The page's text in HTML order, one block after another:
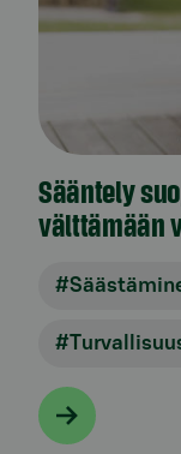
Sääntely
välttämään